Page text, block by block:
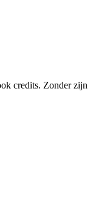
credits. Zonder zijn